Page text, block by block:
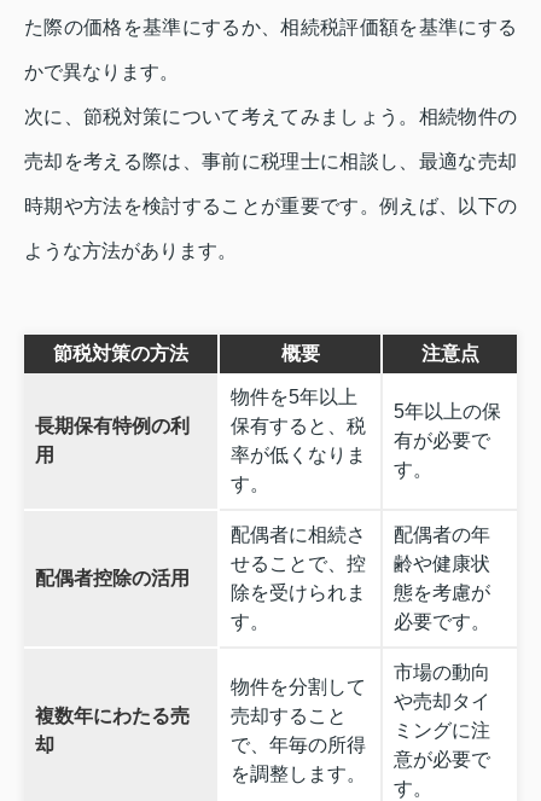
た際の価格を基準にするか、相続税評価額を基準にする
かで異なります。
次に、節税対策について考えてみましょう。相続物件の
売却を考える際は、事前に税理士に相談し、最適な売却
時期や方法を検討することが重要です。例えば、以下の
ような方法があります。
節税対策の方法 概要 注意点
長期保有特例の利
用
物件を5年以上
保有すると、税
率が低くなりま
す。
5年以上の保
有が必要で
す。
配偶者控除の活用
配偶者に相続さ
せることで、控
除を受けられま
す。
配偶者の年
齢や健康状
態を考慮が
必要です。
複数年にわたる売
却
物件を分割して
売却すること
で、年毎の所得
を調整します。
市場の動向
や売却タイ
ミングに注
意が必要で
す。